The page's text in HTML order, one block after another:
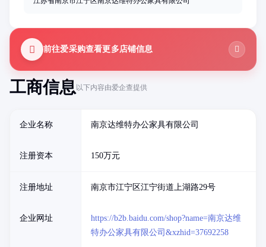
工商信息以下内容由爱企查提供
企业名称 南京达维特办公家具有限公司
注册资本 150万元
注册地址 南京市江宁区江宁街道上湖路29号
企业网址
https://b2b.baidu.com/shop?name=南京达维
特办公家具有限公司&xzhid=37692258
前往爱采购查看更多店铺信息